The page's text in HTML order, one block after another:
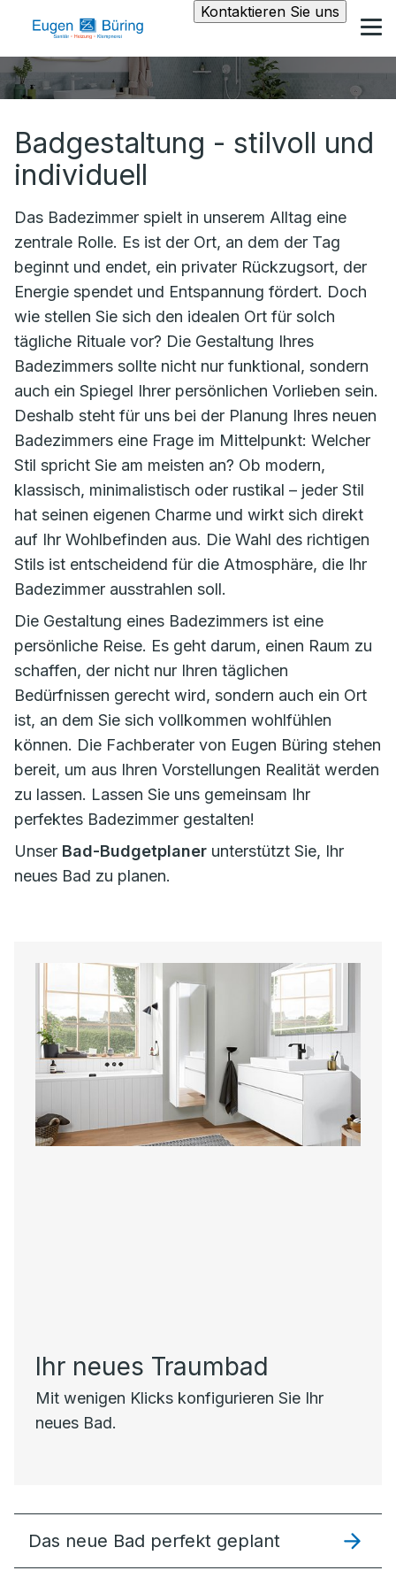
Kontaktieren Sie uns
Badgestaltung - stilvoll und
individuell
Das Badezimmer spielt in unserem Alltag eine
zentrale Rolle. Es ist der Ort, an dem der Tag
beginnt und endet, ein privater Rückzugsort, der
Energie spendet und Entspannung fördert. Doch
wie stellen Sie sich den idealen Ort für solch
tägliche Rituale vor? Die Gestaltung Ihres
Badezimmers sollte nicht nur funktional, sondern
auch ein Spiegel Ihrer persönlichen Vorlieben sein.
Deshalb steht für uns bei der Planung Ihres neuen
Badezimmers eine Frage im Mittelpunkt: Welcher
Stil spricht Sie am meisten an? Ob modern,
klassisch, minimalistisch oder rustikal – jeder Stil
hat seinen eigenen Charme und wirkt sich direkt
auf Ihr Wohlbefinden aus. Die Wahl des richtigen
Stils ist entscheidend für die Atmosphäre, die Ihr
Badezimmer ausstrahlen soll.
Die Gestaltung eines Badezimmers ist eine
persönliche Reise. Es geht darum, einen Raum zu
schaffen, der nicht nur Ihren täglichen
Bedürfnissen gerecht wird, sondern auch ein Ort
ist, an dem Sie sich vollkommen wohlfühlen
können. Die Fachberater von Eugen Büring stehen
bereit, um aus Ihren Vorstellungen Realität werden
zu lassen. Lassen Sie uns gemeinsam Ihr
perfektes Badezimmer gestalten!
Unser Bad-Budgetplaner unterstützt Sie, Ihr
neues Bad zu planen.
Ihr neues Traumbad
Mit wenigen Klicks konfigurieren Sie Ihr
neues Bad.
Das neue Bad perfekt geplant